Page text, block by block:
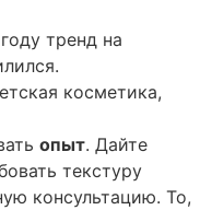
тренд на
косметика,
опыт. Дайте
текстуру
консультацию. То,